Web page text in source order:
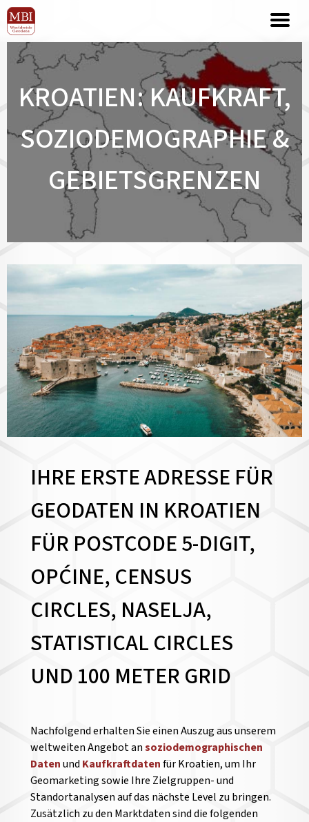
KROATIEN: KAUFKRAFT,
SOZIODEMOGRAPHIE &
GEBIETSGRENZEN
IHRE ERSTE ADRESSE FÜR
GEODATEN IN KROATIEN
FÜR POSTCODE 5-DIGIT,
OPĆINE, CENSUS
CIRCLES, NASELJA,
STATISTICAL CIRCLES
UND 100 METER GRID
Nachfolgend erhalten Sie einen Auszug aus unserem
weltweiten Angebot ansoziodemographischen
Datenund Kaufkraftdatenfür Kroatien, um Ihr
Geomarketing sowie Ihre Zielgruppen- und
Standortanalysen auf das nächste Level zu bringen.
Zusätzlich zu den Marktdaten sind die folgenden